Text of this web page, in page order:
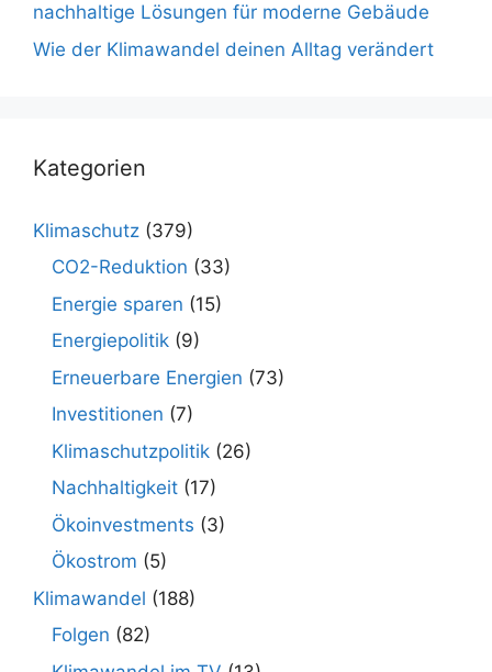
nachhaltige Lösungen für moderne Gebäude
Wie der Klimawandel deinen Alltag verändert
Kategorien
Klimaschutz (379)
CO2-Reduktion (33)
Energie sparen (15)
Energiepolitik (9)
Erneuerbare Energien (73)
Investitionen (7)
Klimaschutzpolitik (26)
Nachhaltigkeit (17)
Ökoinvestments (3)
Ökostrom (5)
Klimawandel (188)
Folgen (82)